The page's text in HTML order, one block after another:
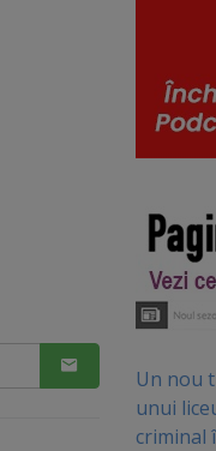
Un nou
unui
criminal